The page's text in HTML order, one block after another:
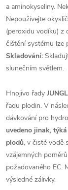
a aminokyseliny.
Nepoužívejte
(peroxidu vodíku) z
čištění systému lze
Skladování:
slunečním světlem.
Hnojivo řady
řadu plodin. V
dávkování pro
uvedeno jinak,
plodů, v čisté vodě
vzájemných
požadovaného EC.
výsledné zálivky.